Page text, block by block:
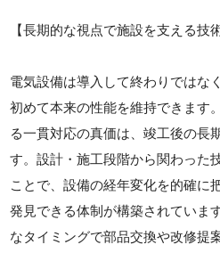
【長期的な視点で施設を支える技
電気設備は導入して終わりではな
初めて本来の性能を維持できます
る一貫対応の真価は、竣工後の長
す。設計・施工段階から関わった
ことで、設備の経年変化を的確に
発見できる体制が構築されていま
なタイミングで部品交換や改修提